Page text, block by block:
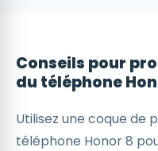
Conseils pour
du téléphone
Utilisez une coque de
téléphone Honor 8